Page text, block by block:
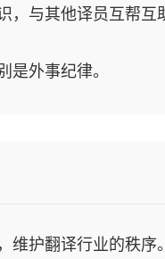
，与其他译员互帮互
是外事纪律。
维护翻译行业的秩序